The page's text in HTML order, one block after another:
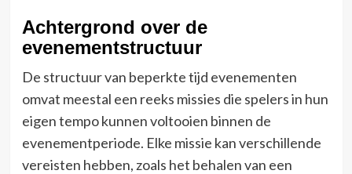
Achtergrond over de
evenementstructuur
De structuur van beperkte tijd evenementen
omvat meestal een reeks missies die spelers in hun
eigen tempo kunnen voltooien binnen de
evenementperiode. Elke missie kan verschillende
vereisten hebben, zoals het behalen van een